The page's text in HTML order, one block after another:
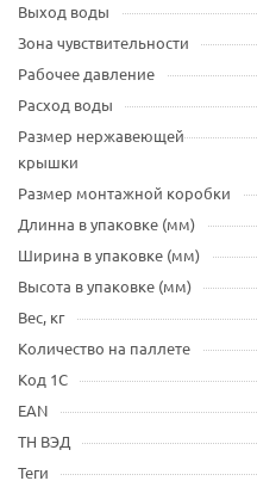
Выход воды
Зона чувствительности
Рабочее давление
Расход воды
Размер нержавеющей
крышки
Размер монтажной коробки
Длинна в упаковке (мм)
Ширина в упаковке (мм)
Высота в упаковке (мм)
Вес, кг
Количество на паллете
Код 1С
EAN
ТН ВЭД
Теги